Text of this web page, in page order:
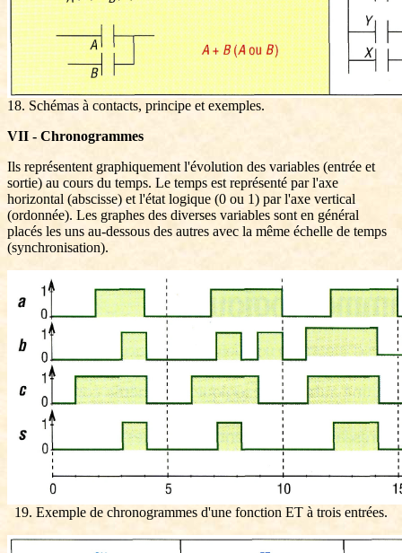
18. Schémas à contacts, principe et exemples.
VII - Chronogrammes
Ils représentent graphiquement l'évolution des variables (entrée et
sortie) au cours du temps. Le temps est représenté par l'axe
horizontal (abscisse) et l'état logique (0 ou 1) par l'axe vertical
(ordonnée). Les graphes des diverses variables sont en général
placés les uns au-dessous des autres avec la même échelle de temps
(synchronisation).
19. Exemple de chronogrammes d'une fonction ET à trois entrées.